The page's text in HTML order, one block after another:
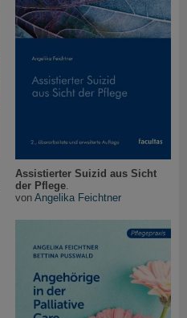
Assistierter Suizid aus Sicht
der Pflege
von Angelika Feichtner